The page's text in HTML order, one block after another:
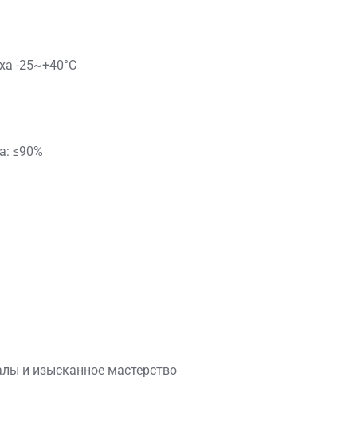
-25~+40°C
≤90%
и изысканное мастерство